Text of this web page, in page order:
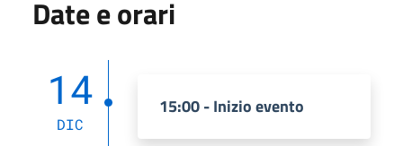
Date e orari
14
DIC
15:00 - Inizio evento